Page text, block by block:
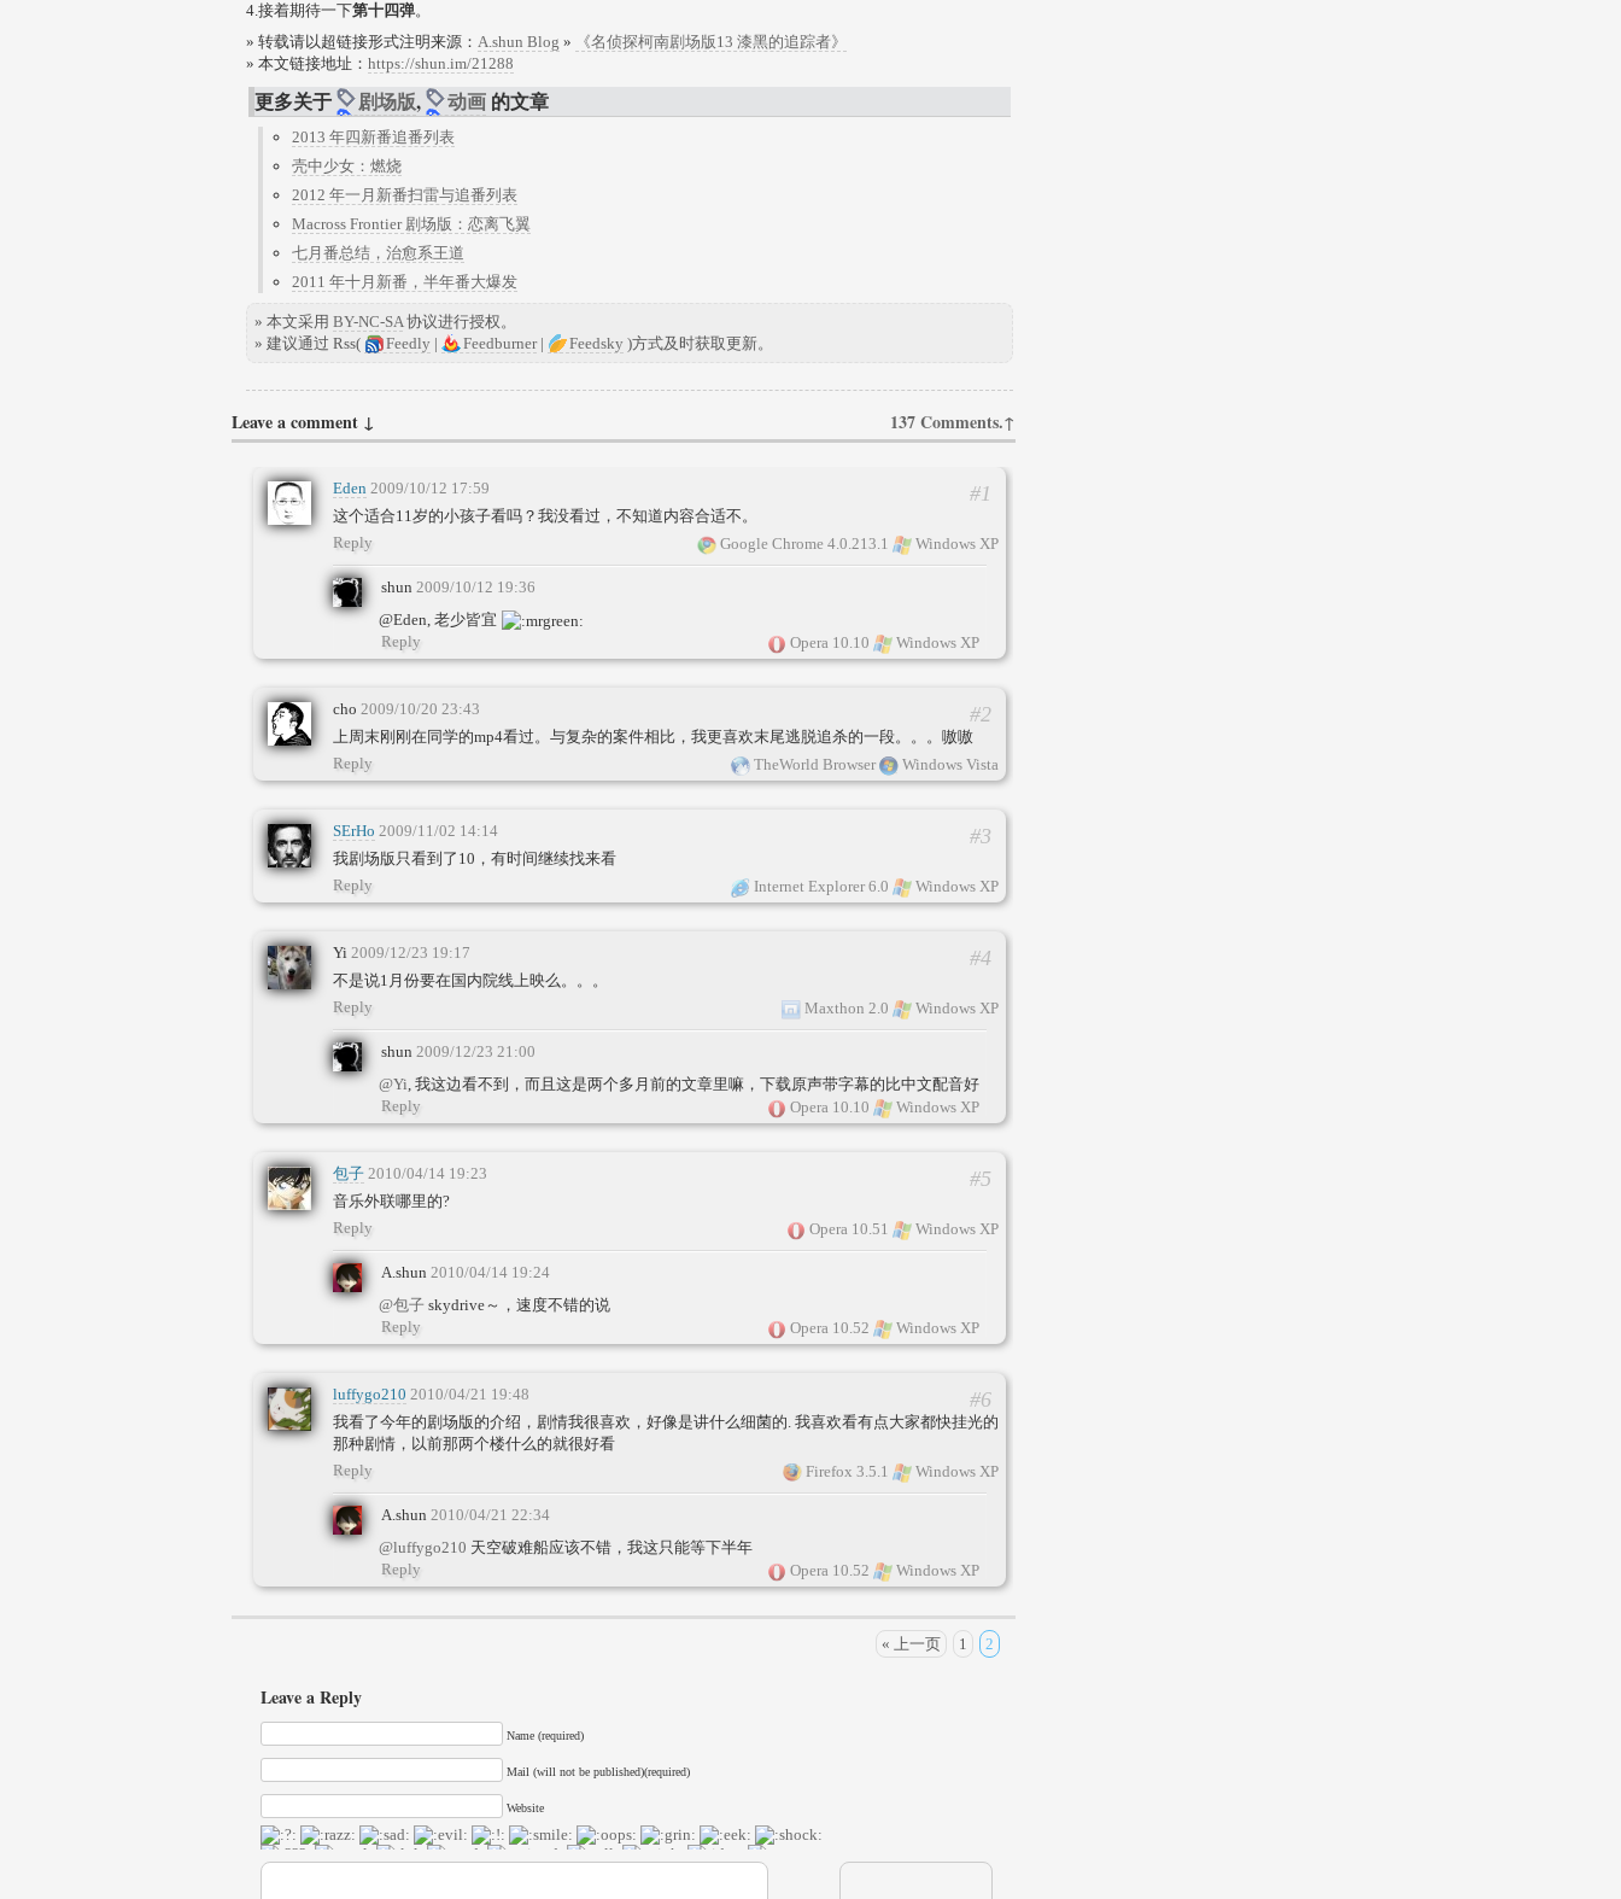
4.接着期待一下第十四弹。
» 转载请以超链接形式注明来源： A.shun Blog »
《名侦探柯南剧场版13 漆黑的追踪者》
» 本文链接地址： https://shun.im/21288
更多关于 剧场版, 动画 的文章
2013 年四新番追番列表
壳中少女：燃烧
2012 年一月新番扫雷与追番列表
Macross Frontier 剧场版：恋离飞翼
七月番总结，治愈系王道
2011 年十月新番，半年番大爆发
» 本文采用 BY-NC-SA协议进行授权。
» 建议通过 Rss(
Feedly | Feedburner| Feedsky )方式及时获取更新。
Leave a comment ↓ 137 Comments.↑
Eden 2009/10/12 17:59
这个适合11岁的小孩子看吗？我没看过，不知道内容合适不。
Google Chrome 4.0.213.1
Windows XP
#1
Reply
shun 2009/10/12 19:36
@Eden, 老少皆宜
Opera 10.10
Windows XP
Reply
cho 2009/10/20 23:43
上周末刚刚在同学的mp4看过。与复杂的案件相比，我更喜欢末尾逃脱追杀的一段。。。嗷嗷
TheWorld Browser
Windows Vista
#2
Reply
SErHo 2009/11/02 14:14
我剧场版只看到了10，有时间继续找来看
Internet Explorer 6.0
Windows XP
#3
Reply
Yi 2009/12/23 19:17
不是说1月份要在国内院线上映么。。。
Maxthon 2.0
Windows XP
#4
Reply
shun 2009/12/23 21:00
@Yi, 我这边看不到，而且这是两个多月前的文章里嘛，下载原声带字幕的比中文配音好
Opera 10.10
Windows XP
Reply
包子 2010/04/14 19:23
音乐外联哪里的?
Opera 10.51
Windows XP
#5
Reply
A.shun 2010/04/14 19:24
@包子 skydrive～，速度不错的说
Opera 10.52
Windows XP
Reply
luffygo210 2010/04/21 19:48
我看了今年的剧场版的介绍，剧情我很喜欢，好像是讲什么细菌的. 我喜欢看有点大家都快挂光的
那种剧情，以前那两个楼什么的就很好看
Firefox 3.5.1
Windows XP
#6
Reply
A.shun 2010/04/21 22:34
@luffygo210 天空破难船应该不错，我这只能等下半年
Opera 10.52
Windows XP
Reply
« 上一页 1 2
Leave a Reply
Name (required)
Mail (will not be published)(required)
Website